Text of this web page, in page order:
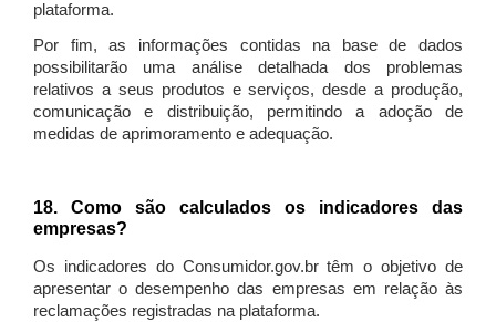
plataforma.
Por fim, as informações contidas na base de dados
possibilitarão uma análise detalhada dos problemas
relativos a seus produtos e serviços, desde a produção,
comunicação e distribuição, permitindo a adoção de
medidas de aprimoramento e adequação.
18. Como são calculados os indicadores das
empresas?
Os indicadores do Consumidor.gov.br têm o objetivo de
apresentar o desempenho das empresas em relação às
reclamações registradas na plataforma.